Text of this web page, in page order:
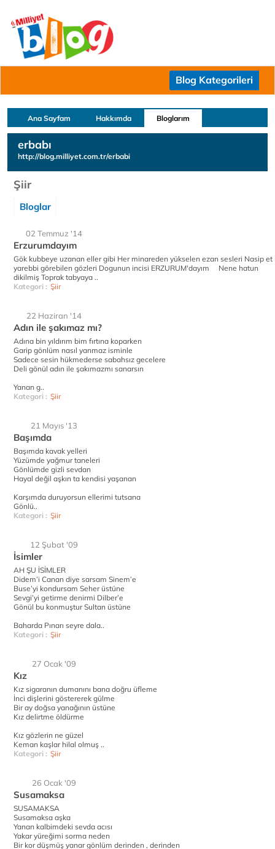
Blog Kategorileri
Ana Sayfam Hakkımda Bloglarım
erbabı
http://blog.milliyet.com.tr/erbabi
Şiir
Bloglar
02 Temmuz '14
Erzurumdayım
Gök kubbeye uzanan eller gibi Her minareden yükselen ezan sesleri Nasip et
yarebbi görebilen gözleri Dogunun incisi ERZURUM'dayım Nene hatun
dikilmiş Toprak tabyaya ..
Kategori : Şiir
22 Haziran '14
Adın ile şakımaz mı?
Adına bin yıldırım bim fırtına koparken
Garip gönlüm nasıl yanmaz isminle
Sadece sesin hükmederse sabahsız gecelere
Deli gönül adın ile şakımazmı sanarsın
Yanan g..
Kategori : Şiir
21 Mayıs '13
Başımda
Başımda kavak yelleri
Yüzümde yağmur taneleri
Gönlümde gizli sevdan
Hayal değil aşkın ta kendisi yaşanan
Karşımda duruyorsun ellerimi tutsana
Gönlü..
Kategori : Şiir
12 Şubat '09
İsimler
AH ŞU İSİMLER
Didem’i Canan diye sarsam Sinem’e
Buse’yi kondursam Seher üstüne
Sevgi’yi getirme denirmi Dilber’e
Gönül bu konmuştur Sultan üstüne
Baharda Pınarı seyre dala..
Kategori : Şiir
27 Ocak '09
Kız
Kız sigaranın dumanını bana doğru üfleme
İnci dişlerini göstererek gülme
Bir ay doğsa yanağının üstüne
Kız delirtme öldürme
Kız gözlerin ne güzel
Keman kaşlar hilal olmuş ..
Kategori : Şiir
26 Ocak '09
Susamaksa
SUSAMAKSA
Susamaksa aşka
Yanan kalbimdeki sevda acısı
Yakar yüreğimi sorma neden
Bir kor düşmüş yanar gönlüm derinden , derinden